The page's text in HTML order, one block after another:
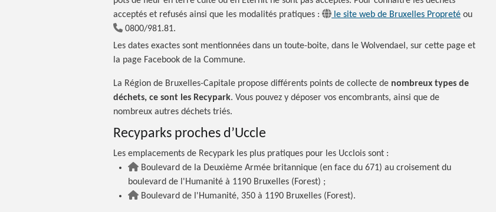
acceptés et refusés ainsi que les modalités pratiques :
le site web de Bruxelles Propreté ou
0800/981.81.
Les dates exactes sont mentionnées dans un toute-boite, dans le Wolvendael, sur cette page et
la page Facebook de la Commune.
La Région de Bruxelles-Capitale propose différents points de collecte de nombreux types de
déchets, ce sont les Recypark. Vous pouvez y déposer vos encombrants, ainsi que de
nombreux autres déchets triés.
Recyparks proches d’Uccle
Les emplacements de Recypark les plus pratiques pour les Ucclois sont :
Boulevard de la Deuxième Armée britannique (en face du 671) au croisement du
boulevard de l'Humanité à 1190 Bruxelles (Forest) ;
Boulevard de l'Humanité, 350 à 1190 Bruxelles (Forest).